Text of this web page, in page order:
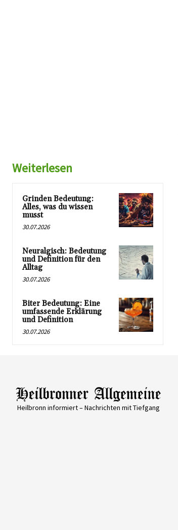
Weiterlesen
Grinden Bedeutung:
Alles, was du wissen
musst
30.07.2026
Neuralgisch: Bedeutung
und Definition für den
Alltag
30.07.2026
Biter Bedeutung: Eine
umfassende Erklärung
und Definition
30.07.2026
Heilbronn informiert – Nachrichten mit Tiefgang